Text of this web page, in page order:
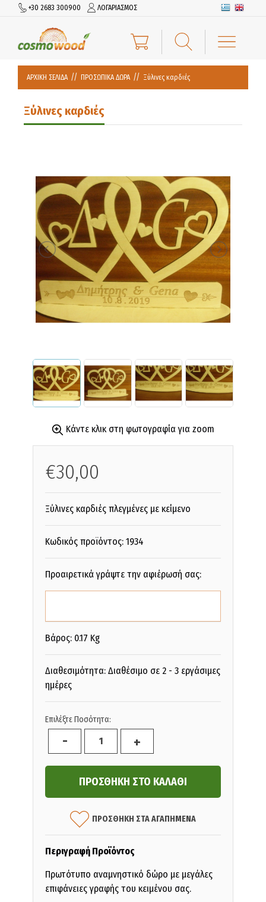
+30 2683 300900 ΛΟΓΑΡΙΑΣΜΟΣ
ΑΡΧΙΚΗ ΣΕΛΙΔΑ ΠΡΟΣΩΠΙΚΑ ΔΩΡΑ Ξύλινες καρδιές
Ξύλινες καρδιές
Κάντε κλικ στη φωτογραφία για zoom
€30,00
Ξύλινες καρδιές πλεγμένες με κείμενο
Κωδικός προϊόντος: 1934
Προαιρετικά γράψτε την αφιέρωσή σας:
Βάρος: 0.17 Kg
Διαθεσιμότητα: Διαθέσιμο σε 2 - 3 εργάσιμες
ημέρες
Επιλέξτε Ποσότητα:
- +
ΠΡΟΣΘΗΚΗ ΣΤΑ ΑΓΑΠΗΜΕΝΑ
Περιγραφή Προϊόντος
Πρωτότυπο αναμνηστικό δώρο με μεγάλες
επιφάνειες γραφής του κειμένου σας.